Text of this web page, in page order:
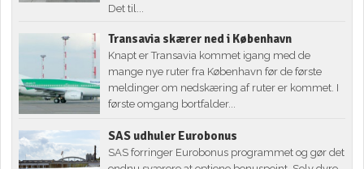
Det til...
Transavia skærer ned i København
Knapt er Transavia kommet igang med de
mange nye ruter fra København før de første
meldinger om nedskæring af ruter er kommet. I
første omgang bortfalder...
SAS udhuler Eurobonus
SAS forringer Eurobonus programmet og gør det